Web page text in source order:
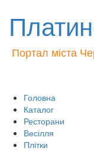
Портал міста
Головна
Каталог
Ресторани
Весілля
Плітки